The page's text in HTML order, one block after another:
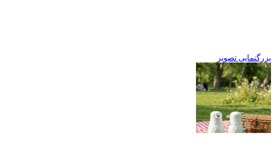
بزرگنمایی تصویر